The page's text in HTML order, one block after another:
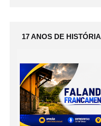
17 ANOS DE HISTÓRIA